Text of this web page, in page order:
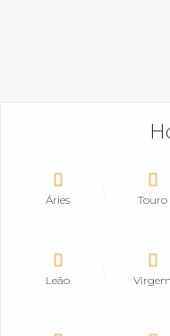
Áries Touro
Leão Virgem